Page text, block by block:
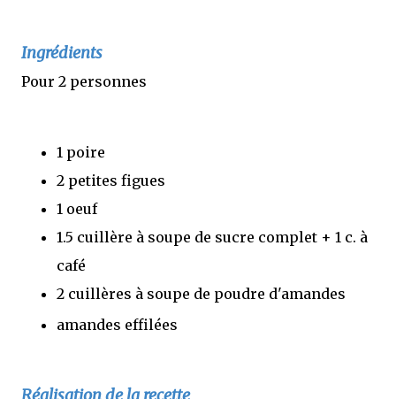
Ingrédients
Pour 2 personnes
1 poire
2 petites figues
1 oeuf
1.5 cuillère à soupe de sucre complet + 1 c. à
café
2 cuillères à soupe de poudre d'amandes
amandes effilées